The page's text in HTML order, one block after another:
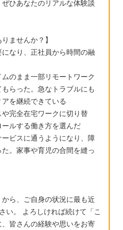
。 ですが、発達
絡んでいる気がしてなり
理解が1歳程度、という
います。 加配がつくとは
ども園という環境で伸び
育で伸ばすべきなのか？
く経験も必要だとした
園の方が良いのでは…と
ません。 専門家に意見を
発達外来はどこも半年待
育に専念すべ
。
ひあなたのリアルな体験談
ませんか？】
なり、正社員から時間の融
のまま一部リモートワーク
らった。急なトラブルにも
を継続できている
完全在宅ワークに切り替
ルする働き方を選んだ
ビスに通うようになり、障
。家事や育児の合間を縫っ
ら、ご自身の状況に最も近
い。 よろしければ続けて「こ
皆さんの経験や思いをお寄